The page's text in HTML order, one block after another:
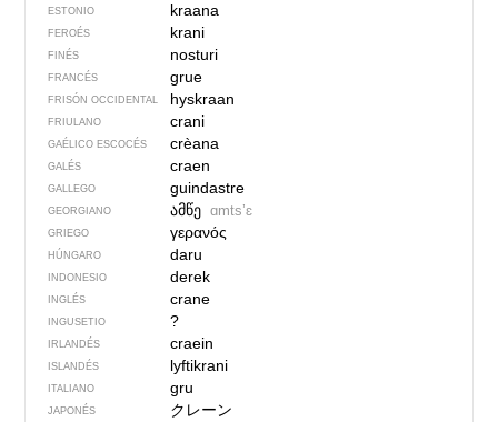
ESTONIO kraana
FEROÉS krani
FINÉS nosturi
FRANCÉS grue
FRISÓN OCCIDENTAL hyskraan
FRIULANO crani
GAÉLICO ESCOCÉS crèana
GALÉS craen
GALLEGO guindastre
GEORGIANO ამწე ɑmtsʼɛ
GRIEGO γερανός
HÚNGARO daru
INDONESIO derek
INGLÉS crane
INGUSETIO ?
IRLANDÉS craein
ISLANDÉS lyftikrani
ITALIANO gru
JAPONÉS クレーン